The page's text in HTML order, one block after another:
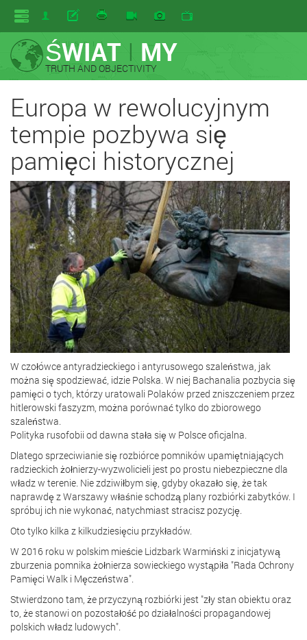
ŚWIAT I MY
TRUTH AND OBJECTIVITY
Europa w rewolucyjnym
tempie pozbywa się
pamięci historycznej
W czołówce antyradzieckiego i antyrusowego szaleństwa, jak
można się spodziewać, idzie Polska. W niej Bachanalia pozbycia się
pamięci o tych, którzy uratowali Polaków przed zniszczeniem przez
hitlerowski faszyzm, można porównać tylko do zbiorowego
szaleństwa.
Polityka rusofobii od dawna stała się w Polsce oficjalna.
Dlatego sprzeciwianie się rozbiórce pomników upamiętniających
radzieckich żołnierzy-wyzwolicieli jest po prostu niebezpieczne dla
władz w terenie. Nie zdziwiłbym się, gdyby okazało się, że tak
naprawdę z Warszawy właśnie schodzą plany rozbiórki zabytków. I
spróbuj ich nie wykonać, natychmiast stracisz pozycję.
Oto tylko kilka z kilkudziesięciu przykładów.
W 2016 roku w polskim mieście Lidzbark Warmiński z inicjatywą
zburzenia pomnika żołnierza sowieckiego wystąpiła "Rada Ochrony
Pamięci Walk i Męczeństwa".
Stwierdzono tam, że przyczyną rozbiórki jest "zły stan obiektu oraz
to, że stanowi on pozostałość po działalności propagandowej
polskich władz ludowych".